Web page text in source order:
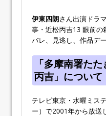
伊東四朗さん出演ドラ
事・近松丙吉13 眼前の
バレ、見逃し、作品デ
「多摩南署た
丙吉」について
テレビ東京・水曜ミス
ー）で2001年から放送